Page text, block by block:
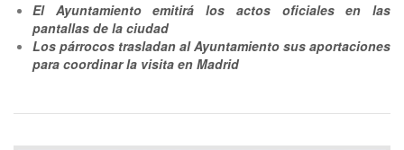
El Ayuntamiento emitirá los actos oficiales en las
pantallas de la ciudad
Los párrocos trasladan al Ayuntamiento sus aportaciones
para coordinar la visita en Madrid